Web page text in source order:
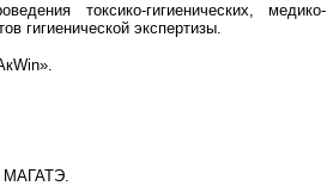
токсико-гигиенических, медико-
гигиенической экспертизы.
МАГАТЭ.